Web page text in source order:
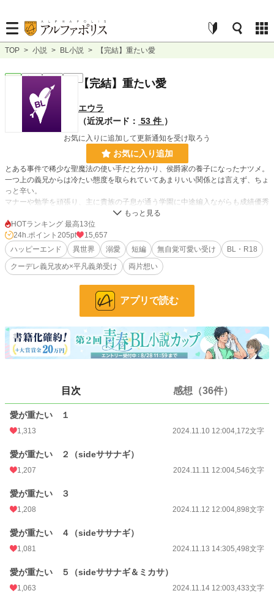
TOP > 小説 > BL小説 > 【完結】重たい愛
完結 短編 【完結】重たい愛
エウラ
（近況ボード： 53 件 ）
お気に入りに追加して更新通知を受け取ろう
お気に入り追加
とある事件で稀少な聖魔法の使い手だと分かり、侯爵家の養子になったナツメ。
一つ上の義兄からは冷たい態度を取られていてあまりいい関係とは言えず、ちょ
っと辛い。
マナーや勉学を頑張り、主に貴族の子息が通う学園に中途編入ながらも成績優秀
で無事に卒業を迎えるという直前で───。
実は義兄に溺愛されていることに最後まで気付かず、自分は平凡と思っている可
愛いナツメがクーデレのスパダリ美形義兄に囲われる話です。
短編で完結予定で五話程度の予定。書き溜めしてる途中なので不定期です。→倍
書き忘れましたが＊印の回はＲ18です。ご注意ください。
小説 7,351 位 / 228,937 件
BL 1,527 位 / 31,452 件
205 pt
文字数 61,314
更新日時
初回公開日時 2024.11.10 12:00
週間ポイント
HOTランキング 最高13位
24h.ポイント 205pt
15,657
ハッピーエンド
異世界 溺愛 短編 無自覚可愛い受け
BL・R18
クーデレ義兄攻め×平凡義弟受け
両片想い
アプリで読む
目次 感想（36件）
愛が重たい １
1,313 2024.11.10 12:004,172文字
愛が重たい ２（sideササナギ）
1,207 2024.11.11 12:004,546文字
愛が重たい ３
1,208 2024.11.12 12:004,898文字
愛が重たい ４（sideササナギ）
1,081 2024.11.13 14:305,498文字
愛が重たい ５（sideササナギ＆ミカサ）
1,063 2024.11.14 12:003,433文字